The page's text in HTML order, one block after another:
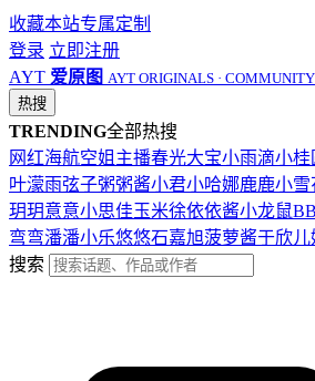
收藏本站专属定制
登录 立即注册
AYT 爱原图 AYT ORIGINALS · COMMUNITY
热搜
TRENDING全部热搜
网红海航空姐 主播春光大宝小雨滴小桂
叶濛雨弦子粥粥酱小君小哈娜鹿鹿小雪
玥玥意意小思佳玉米徐依依酱小龙鼠
弯弯潘潘小乐悠悠石嘉旭菠萝酱于欣儿
搜索